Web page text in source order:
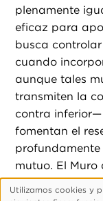
plenamente
eficaz para
busca
cuando
aunque tales
transmiten la
contra inferior—
fomentan el
mutuo. El Muro
demuestran
Uso
Utilizamos cookies y